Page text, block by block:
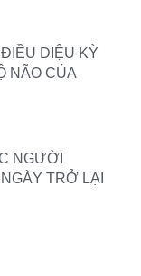
DIỆU KỲ
NÃO CỦA
NGƯỜI
TRỞ LẠI